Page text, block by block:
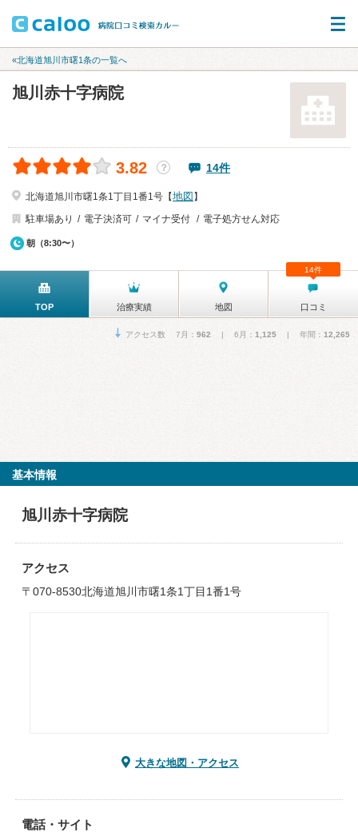
«北海道旭川市曙1条の一覧へ
旭川赤十字病院
3.82 ？ 14件
北海道旭川市曙1条1丁目1番1号【地図 】
駐車場あり
電子決済可 マイナ受付 電子処方せん対応
朝（8:30〜）
TOP 治療実績 地図 口コミ
14件
アクセス数 7月： 962 | 6月： 1,125 | 年間： 12,265
基本情報
旭川赤十字病院
アクセス
〒070-8530北海道旭川市曙1条1丁目1番1号
大きな地図・アクセス
電話・サイト